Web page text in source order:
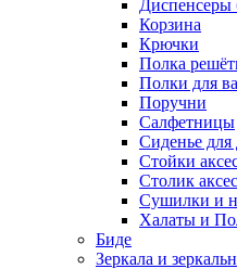
Корзина
Крючки
Полка
Полки для
Поручни
Салфетницы
Сиденье для
Стойки
Столик
Сушилки и
Халаты и
Биде
Зеркала и